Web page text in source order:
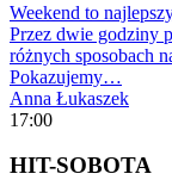
Weekend to
Przez dwie godziny
różnych sposobach
Pokazujemy…
Anna Łukaszek
17:00
HIT-SOBOTA